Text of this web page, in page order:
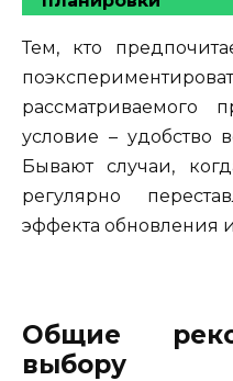
Тем, кто
рассматриваемого
условие – удобство
Бывают случаи,
регулярно
эффекта обновления
Общие
выбору